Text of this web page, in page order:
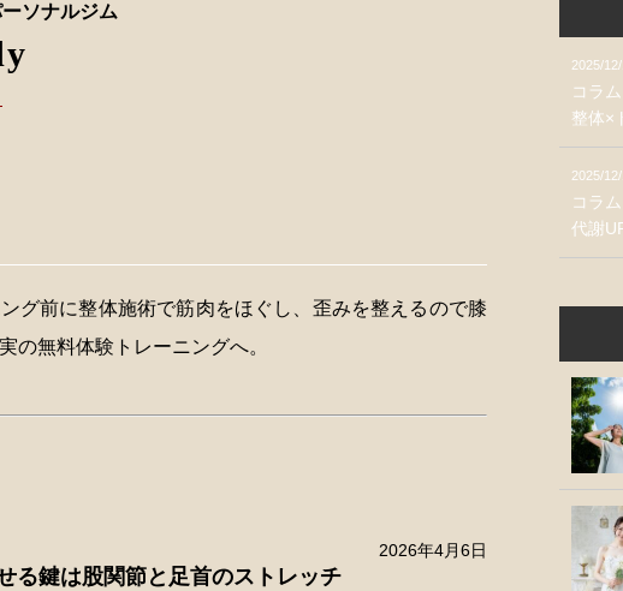
ソナルジム
グ前に整体施術で筋肉をほぐし、歪みを整えるので膝
の無料体験トレーニングへ。
る鍵は股関節と足首のストレッチ
2026年4月6日
2025/
コラ
整体×
ット
2025/
コラ
代謝
策」